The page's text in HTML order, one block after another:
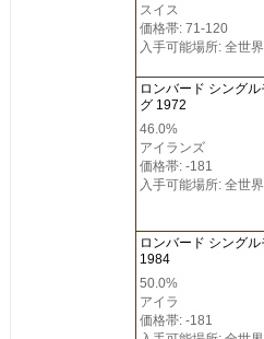
スイス
価格帯: 71-120
入手可能場所: 全世界
ロンバード シングル
グ 1972
46.0%
アイランズ
価格帯: -181
入手可能場所: 全世界
ロンバード シングル
1984
50.0%
アイラ
価格帯: -181